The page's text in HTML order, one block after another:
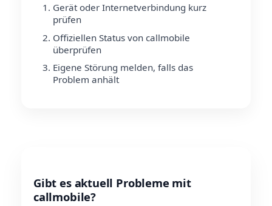
Gerät oder Internetverbindung kurz
prüfen
Offiziellen Status von callmobile
überprüfen
Eigene Störung melden, falls das
Problem anhält
Gibt es aktuell Probleme mit
callmobile?